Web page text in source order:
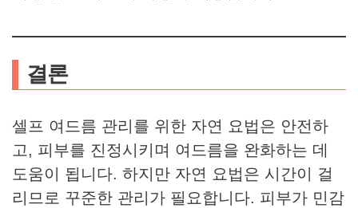
결론
셀프 여드름 관리를 위한 자연 요법은 안전하
고, 피부를 진정시키며 여드름을 완화하는 데
도움이 됩니다. 하지만 자연 요법은 시간이 걸
리므로 꾸준한 관리가 필요합니다. 피부가 민감